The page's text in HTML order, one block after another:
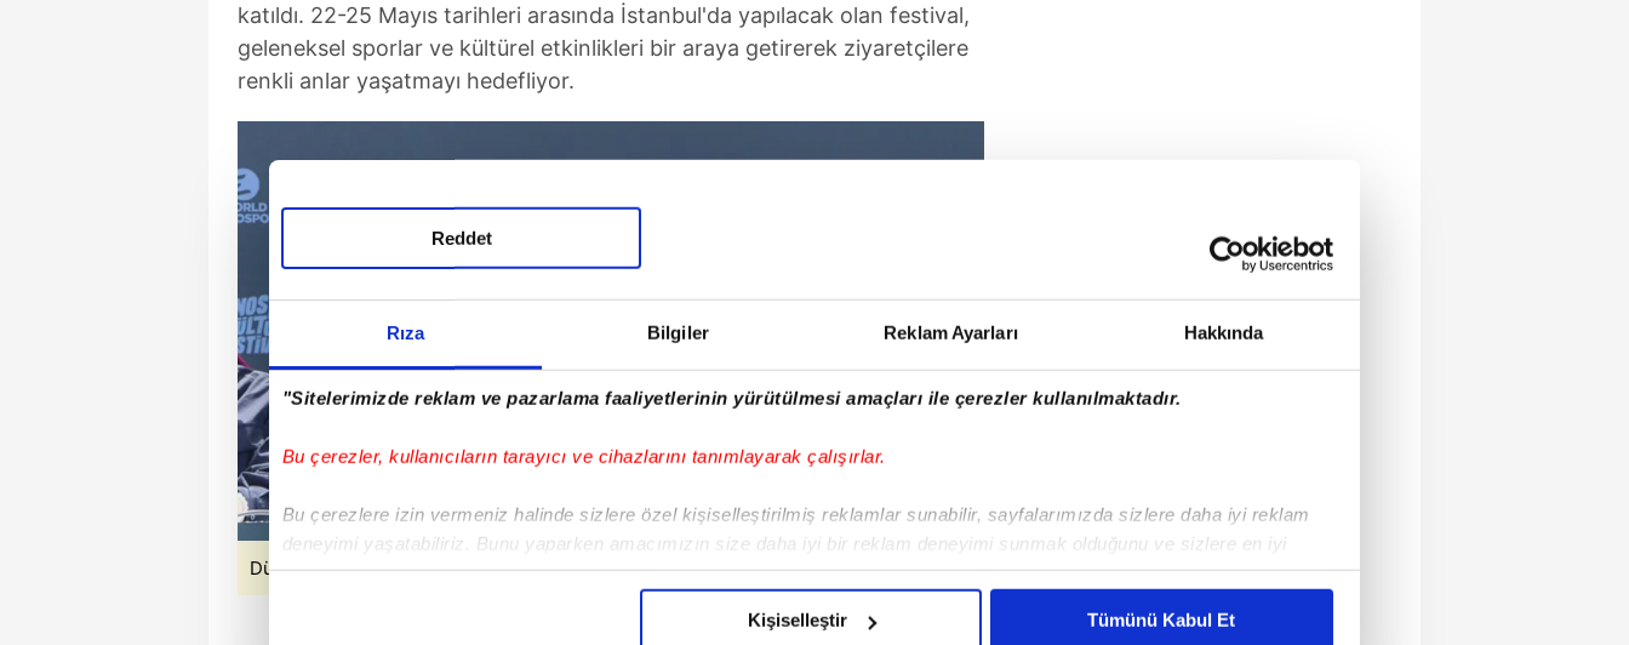
Rıza Bilgiler Reklam Ayarları Hakkında
"Sitelerimizde reklam ve pazarlama faaliyetlerinin yürütülmesi amaçları ile çerezler kullanılmaktadır.
Bu çerezler, kullanıcıların tarayıcı ve cihazlarını tanımlayarak çalışırlar.
Bu çerezlere izin vermeniz halinde sizlere özel kişiselleştirilmiş reklamlar sunabilir, sayfalarımızda sizlere daha iyi reklam
deneyimi yaşatabiliriz. Bunu yaparken amacımızın size daha iyi bir reklam deneyimi sunmak olduğunu ve sizlere en iyi
içerikleri sunabilmek adına elimizden gelen çabayı gösterdiğimizi ve bu noktada, reklamların maliyetlerimizi karşılamak
Reddet
Kişiselleştir Tümünü Kabul Et
katıldı. 22-25 Mayıs tarihleri arasında İstanbul'da yapılacak olan festival,
geleneksel sporlar ve kültürel etkinlikleri bir araya getirerek ziyaretçilere
renkli anlar yaşatmayı hedefliyor.
Dünya Etnospor Konfederasyonu Başkanı Bilal Erdoğan (DHA)